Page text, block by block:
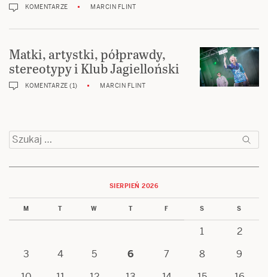
KOMENTARZE MARCIN FLINT
Matki, artystki, półprawdy,
stereotypy i Klub Jagielloński
KOMENTARZE (1) MARCIN FLINT
Szukaj:
SIERPIEŃ 2026
M T W T F S S
1
2
3
4 5 6 7 8
9